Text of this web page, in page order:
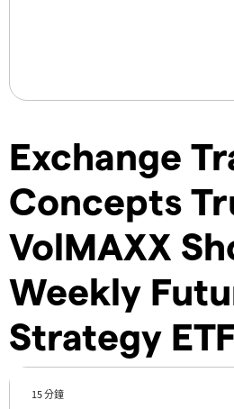
Exchange
Concepts
VolMAXX
Weekly
Strategy
15 分鐘